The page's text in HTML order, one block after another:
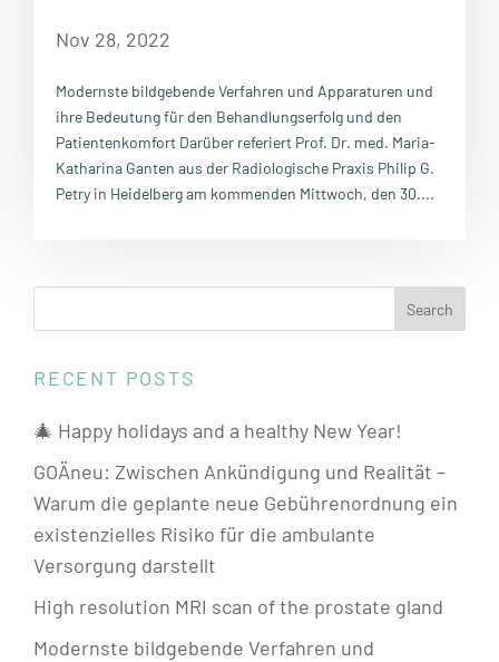
Nov 28, 2022
Modernste bildgebende Verfahren und Apparaturen und
ihre Bedeutung für den Behandlungserfolg und den
Patientenkomfort Darüber referiert Prof. Dr. med. Maria-
Katharina Ganten aus der Radiologische Praxis Philip G.
Petry in Heidelberg am kommenden Mittwoch, den 30....
RECENT POSTS
🎄 Happy holidays and a healthy New Year!
GOÄneu: Zwischen Ankündigung und Realität –
Warum die geplante neue Gebührenordnung ein
existenzielles Risiko für die ambulante
Versorgung darstellt
High resolution MRI scan of the prostate gland
Modernste bildgebende Verfahren und